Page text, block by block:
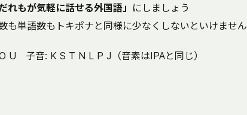
れもが気軽に話せる外国語」 にしましょう
も単語数もトキポナと同様に少なくしないといけません
U 子音: K S T N L P J（音素はIPAと同じ）